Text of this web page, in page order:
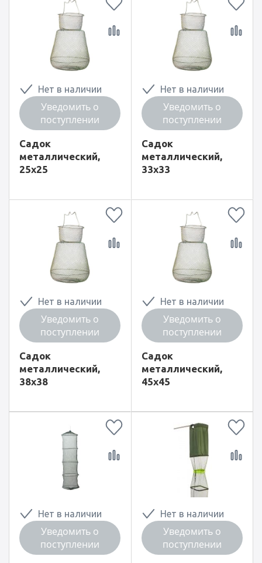
Нет в наличии
Уведомить о
поступлении
Садок
металлический,
25x25
Нет в наличии
Уведомить о
поступлении
Садок
металлический,
33x33
Нет в наличии
Уведомить о
поступлении
Садок
металлический,
38x38
Нет в наличии
Уведомить о
поступлении
Садок
металлический,
45x45
Нет в наличии
Уведомить о
поступлении
Нет в наличии
Уведомить о
поступлении